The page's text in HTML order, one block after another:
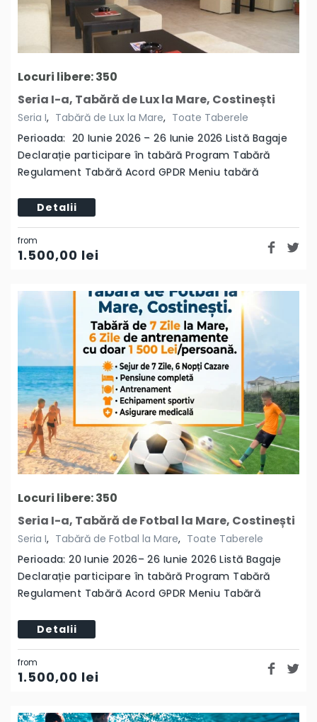
Locuri libere: 350
Seria I-a, Tabără de Lux la Mare, Costinești
Seria I, Tabără de Lux la Mare, Toate Taberele
Perioada: 20 Iunie 2026 – 26 Iunie 2026 Listă Bagaje
Declarație participare în tabără Program Tabără
Regulament Tabără Acord GPDR Meniu tabără
Detalii
from
1.500,00 lei
Locuri libere: 350
Seria I-a, Tabără de Fotbal la Mare, Costinești
Seria I, Tabără de Fotbal la Mare, Toate Taberele
Perioada: 20 Iunie 2026– 26 Iunie 2026 Listă Bagaje
Declarație participare în tabără Program Tabără
Regulament Tabără Acord GPDR Meniu Tabără
Detalii
from
1.500,00 lei